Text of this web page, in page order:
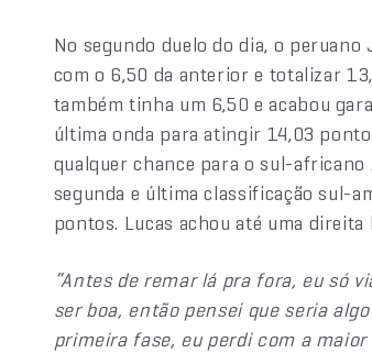
No segundo duelo do dia, o
com o 6,50 da anterior e totalizar
também tinha um 6,50 e acabou
última onda para atingir 14,03
qualquer chance para o sul-
segunda e última classificação sul-
pontos. Lucas achou até uma direita
“Antes de remar lá pra fora, eu só
ser boa, então pensei que seria
primeira fase, eu perdi com a